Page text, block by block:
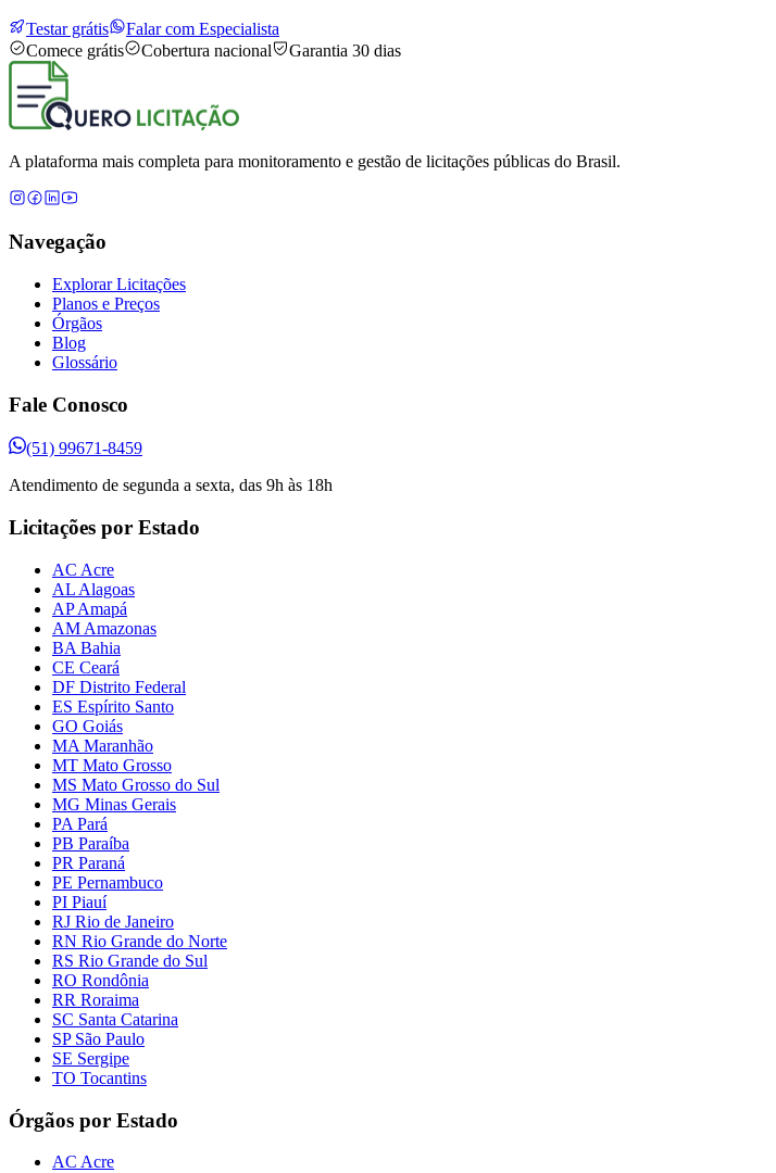
Testar grátis
Falar com Especialista
Comece grátis
Cobertura nacional Garantia 30 dias
A plataforma mais completa para monitoramento e gestão de licitações públicas do Brasil.
Navegação
Explorar Licitações
Planos e Preços
Órgãos
Blog
Glossário
Fale Conosco
(51) 99671-8459
Atendimento de segunda a sexta, das 9h às 18h
Licitações por Estado
AC Acre
AL Alagoas
AP Amapá
AM Amazonas
BA Bahia
CE Ceará
DF Distrito Federal
ES Espírito Santo
GO Goiás
MA Maranhão
MT Mato Grosso
MS Mato Grosso do Sul
MG Minas Gerais
PA Pará
PB Paraíba
PR Paraná
PE Pernambuco
PI Piauí
RJ Rio de Janeiro
RN Rio Grande do Norte
RS Rio Grande do Sul
RO Rondônia
RR Roraima
SC Santa Catarina
SP São Paulo
SE Sergipe
TO Tocantins
Órgãos por Estado
AC Acre